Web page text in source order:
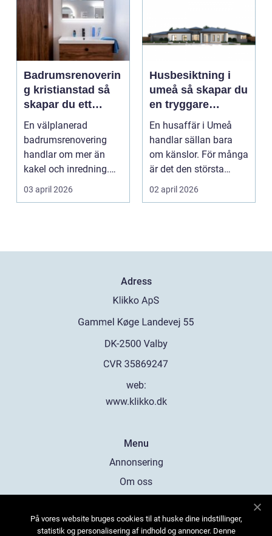
Badrumsrenoverin
g kristianstad så
skapar du ett
funktionellt och
hållbart badrum
En välplanerad
badrumsrenovering
handlar om mer än
kakel och inredning.
För många hushåll
runt Krist...
03 april 2026
Husbesiktning i
umeå så skapar du
en tryggare
bostadsaffär
En husaffär i Umeå
handlar sällan bara
om känslor. För många
är det den största
ekonomiska affären i...
02 april 2026
Adress
web:
www.klikko.dk
Menu
Annonsering
Om oss
Kontakta oss
På vores website bruges cookies til at huske dine indstillinger,
statistik og personalisering af indhold og annoncer. Denne